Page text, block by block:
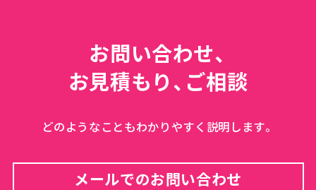
お問い合わせ、
お見積もり、ご相談
どのようなこともわかりやすく説明します。
メールでのお問い合わせ